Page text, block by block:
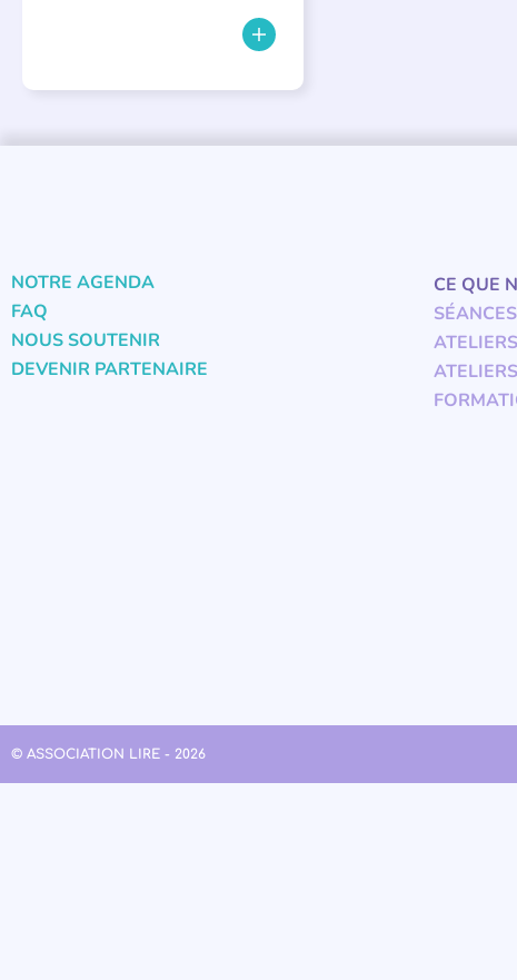
NOTRE AGENDA
FAQ
NOUS SOUTENIR
DEVENIR PARTENAIRE
CE QUE
© ASSOCIATION LIRE - 2026